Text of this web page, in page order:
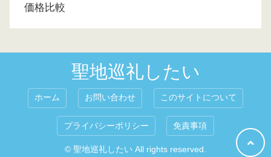
価格比較
聖地巡礼したい
ホーム お問い合わせ このサイトについて
プライバシーポリシー 免責事項
© 聖地巡礼したい All rights reserved.